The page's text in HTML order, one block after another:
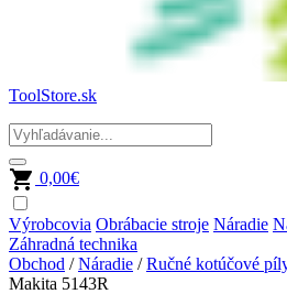
ToolStore.sk
0,00€
Výrobcovia Obrábacie stroje Náradie
Záhradná technika
Obchod /Náradie /Ručné kotúčové
Makita 5143R